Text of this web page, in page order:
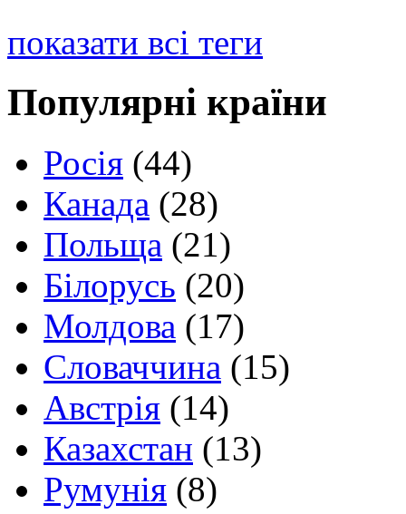
показати всі теги
Популярні країни
Росія (44)
Канада (28)
Польща (21)
Білорусь (20)
Молдова (17)
Словаччина (15)
Австрія (14)
Казахстан (13)
Румунія (8)